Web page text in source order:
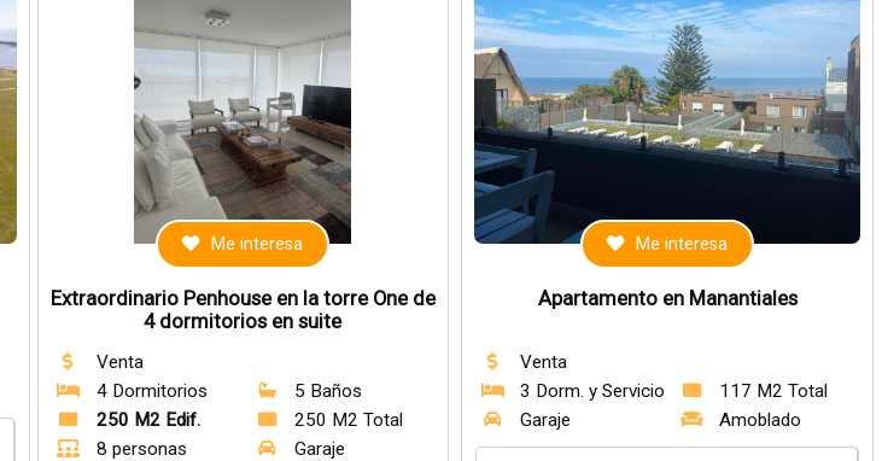
Me interesa
Extraordinario Penhouse en la torre One de
4 dormitorios en suite
Venta
4 Dormitorios
5 Baños
250 M2 Edif.
250 M2 Total
8 personas
Garaje
Me interesa
Apartamento en Manantiales
Venta
3 Dorm. y Servicio
117 M2 Total
Garaje
Amoblado